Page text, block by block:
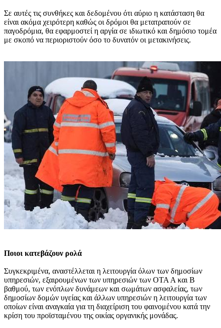
Σε αυτές τις συνθήκες και δεδομένου ότι αύριο η κατάσταση θα
είναι ακόμα χειρότερη καθώς οι δρόμοι θα μετατραπούν σε
παγοδρόμια, θα εφαρμοστεί η αργία σε ιδιωτικό και δημόσιο τομέα
με σκοπό να περιοριστούν όσο το δυνατόν οι μετακινήσεις.
Ποιοι κατεβάζουν ρολά
Συγκεκριμένα, αναστέλλεται η λειτουργία όλων των δημοσίων
υπηρεσιών, εξαιρουμένων των υπηρεσιών των ΟΤΑ Α και Β
βαθμού, των ενόπλων δυνάμεων και σωμάτων ασφαλείας, των
δημοσίων δομών υγείας και άλλων υπηρεσιών η λειτουργία των
οποίων είναι αναγκαία για τη διαχείριση του φαινομένου κατά την
κρίση του προϊσταμένου της οικίας οργανικής μονάδας.